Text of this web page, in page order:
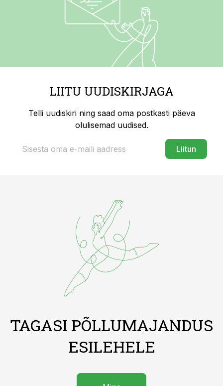
LIITU UUDISKIRJAGA
Telli uudiskiri ning saad oma postkasti päeva
olulisemad uudised.
Liitun
TAGASI PÕLLUMAJANDUS
ESILEHELE